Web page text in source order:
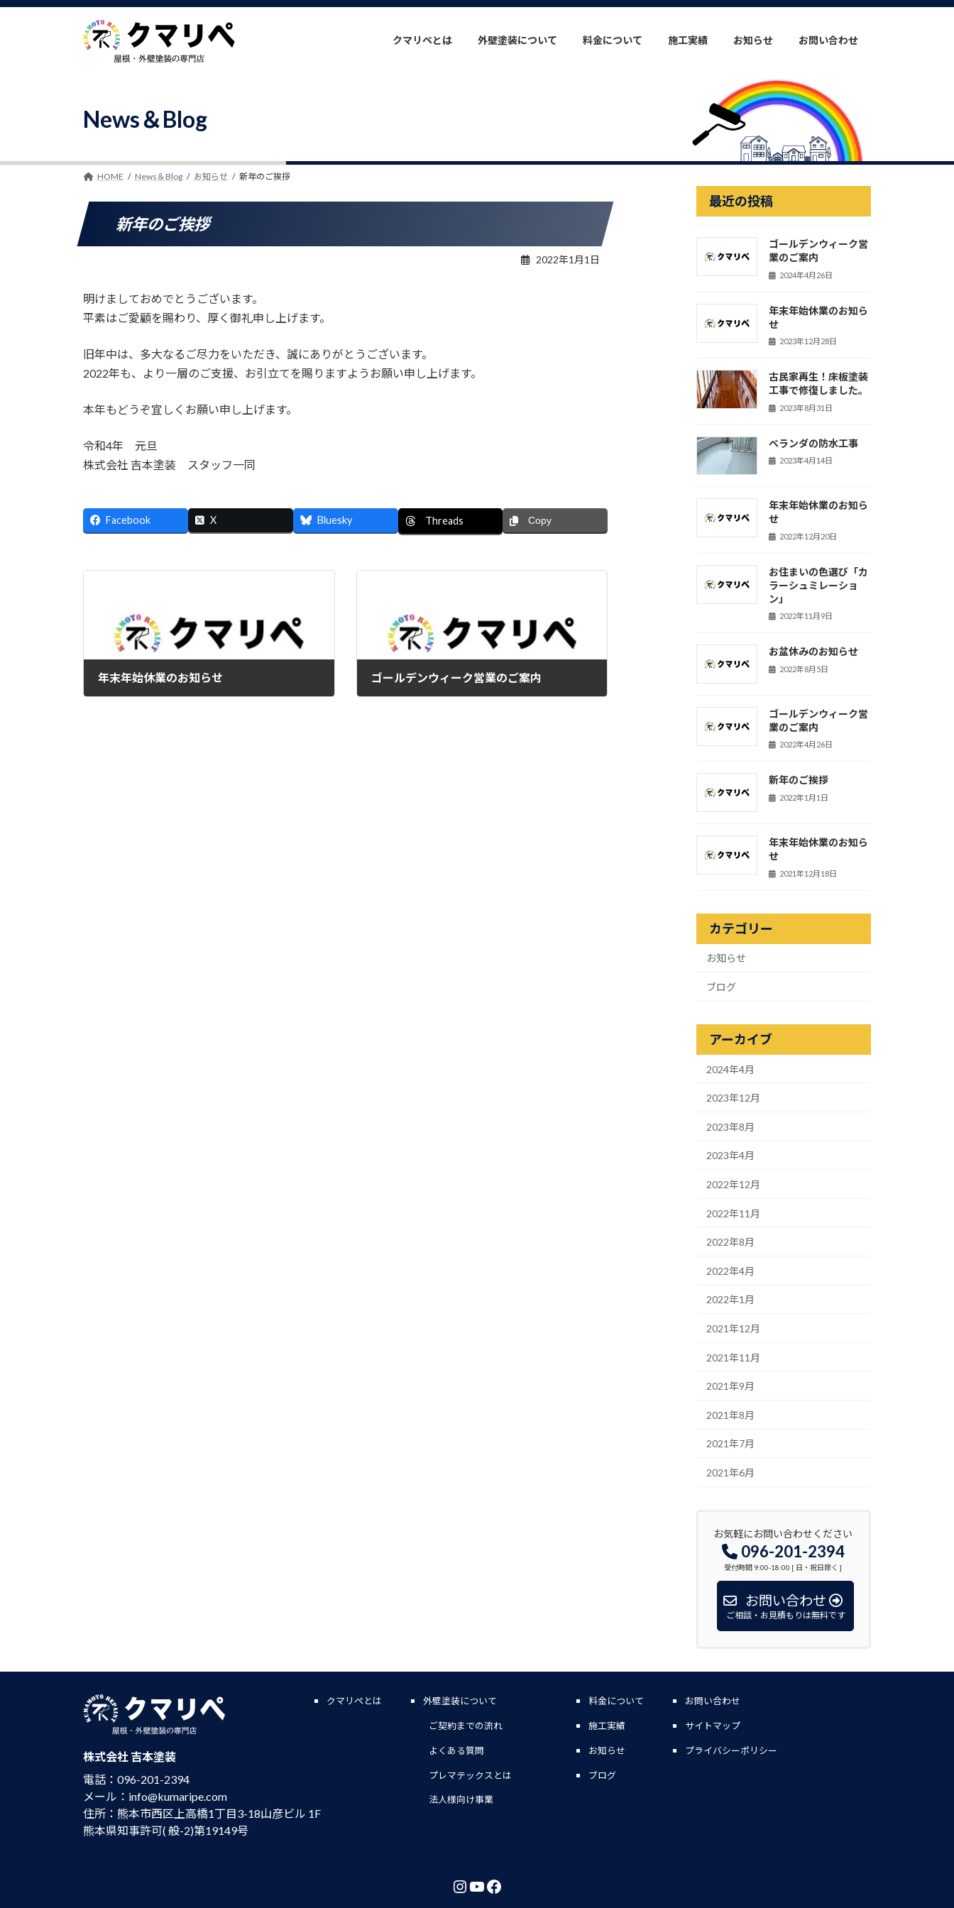
コ
プ
ナ
動
クマリペとは 外壁塗装について 料金について 施工実績 お知らせ お問い合わせ
News＆Blog
HOME News＆Blog お知らせ 新年のご挨拶
新年のご挨拶
2022年1月1日
明けましておめでとうございます。
平素はご愛顧を賜わり、厚く御礼申し上げます。
旧年中は、多大なるご尽力をいただき、誠にありがとうございます。
2022年も、より一層のご支援、お引立てを賜りますようお願い申し上げます。
本年もどうぞ宜しくお願い申し上げます。
令和4年 元旦
株式会社 吉本塗装 スタッフ一同
Facebook X Bluesky Threads Copy
年末年始休業のお知らせ ゴールデンウィーク営業のご案内
最近の投稿
ゴールデンウィーク営
業のご案内
2024年4月26日
年末年始休業のお知ら
せ
2023年12月28日
古民家再生！床板塗装
工事で修復しました。
2023年8月31日
ベランダの防水工事
2023年4月14日
年末年始休業のお知ら
せ
2022年12月20日
お住まいの色選び「カ
ラーシュミレーショ
ン」
2022年11月9日
お盆休みのお知らせ
2022年8月5日
ゴールデンウィーク営
業のご案内
2022年4月26日
新年のご挨拶
2022年1月1日
年末年始休業のお知ら
せ
2021年12月18日
カテゴリー
お知らせ
ブログ
アーカイブ
2024年4月
2023年12月
2023年8月
2023年4月
2022年12月
2022年11月
2022年8月
2022年4月
2022年1月
2021年12月
2021年11月
2021年9月
2021年8月
2021年7月
2021年6月
お気軽にお問い合わせください
096-201-2394
受付時間 9:00-18:00 [ 日・祝日除く ]
お問い合わせ
ご相談・お見積もりは無料です
株式会社 吉本塗装
電話：096-201-2394
メール：info@kumaripe.com
住所：熊本市西区上高橋1丁目3-18山彦ビル 1F
熊本県知事許可( 般-2)第19149号
クマリペとは 外壁塗装について
ご契約までの流れ
よくある質問
プレマテックスとは
法人様向け事業
料金について
施工実績
お知らせ
ブログ
お問い合わせ
サイトマップ
プライバシーポリシー
Instagram
YouTube
Facebook